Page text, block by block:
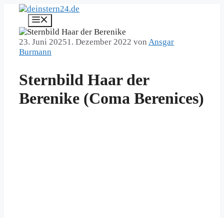
springen
23. Juni 20251. Dezember 2022 von Ansgar
Burmann
Sternbild Haar der
Berenike (Coma Berenices)